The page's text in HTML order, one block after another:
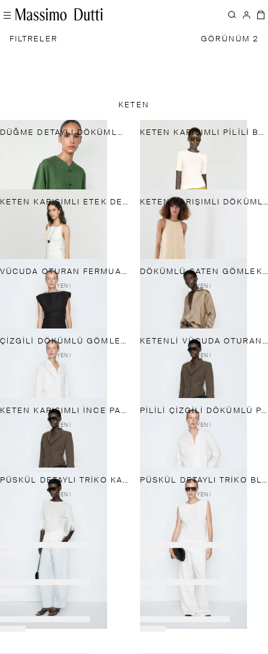
FILTRELER GÖRÜNÜM 2
KETEN
DÜĞME DETAYLI DÖKÜMLÜ INCE CEKET - TOTAL LOOK KETEN KARIŞIMLI PILILI BOL PANTOLON
KETEN KARIŞIMLI ETEK DETAYLI PANTOLON KETEN KARIŞIMLI DÖKÜMLÜ HALTER MIDI ELBISE
VÜCUDA OTURAN FERMUARLI BLUZ - STUDIO
YENI
DÖKÜMLÜ SATEN GÖMLEK - STUDIO
YENI
ÇIZGILI DÖKÜMLÜ GÖMLEK - STUDIO
YENI
KETENLI VÜCUDA OTURAN BLAZER - STUDIO
YENI
KETEN KARIŞIMLI INCE PANTOLON - STUDIO
YENI
PILILI ÇIZGILI DÖKÜMLÜ PANTOLON - STUDIO
YENI
PÜSKÜL DETAYLI TRIKO KAZAK - STUDIO
YENI
PÜSKÜL DETAYLI TRIKO BLUZ - STUDIO
YENI